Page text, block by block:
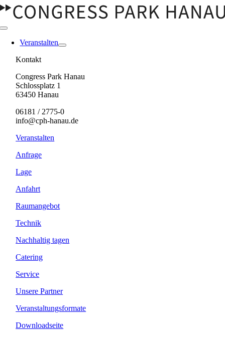
Zum
Inhalt
springen
Toggle
NavigationVeranstalten
Kontakt
Congress Park Hanau
Schlossplatz 1
63450 Hanau
06181 / 2775-0
info@cph-hanau.de
Veranstalten
Anfrage
Lage
Anfahrt
Raumangebot
Technik
Nachhaltig tagen
Catering
Service
Unsere Partner
Veranstaltungsformate
Downloadseite